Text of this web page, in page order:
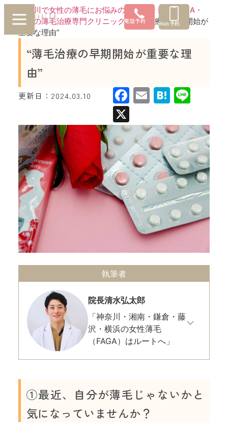
電話予約 Web予約
神奈川で女性の薄毛にお悩みの方はルートへ |FAGA・
女性の薄毛治療専門クリニック»“薄毛治療の早期開始が
重要な理由”
“薄毛治療の早期開始が重要な理
由”
更新日： 2024.03.10 Facebook
EmailHatena
執筆者
院長清水弘太郎
「神奈川・湘南・鎌倉・藤
沢・横浜の女性薄毛
（FAGA）はルートへ」
①最近、自分が薄毛じゃないかと
気になっていませんか？